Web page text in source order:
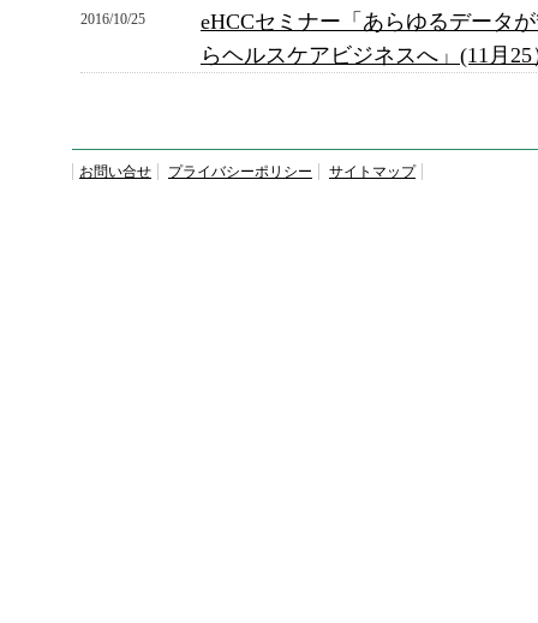
2016/10/25
eHCCセミナー「あらゆるデータ
らヘルスケアビジネスへ」(11月
お問い合せ プライバシーポリシー サイトマップ